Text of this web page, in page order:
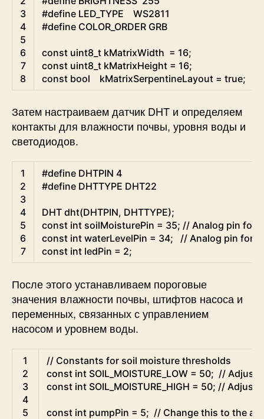
3
4
5
6
7
8
#define LED_TYPE    WS2811
#define COLOR_ORDER GRB
const uint8 t kMatrixWidth = 16;
const uint8 t kMatrixHeight = 16;
const bool kMatrixSerpentineLayout = true;
Затем настраиваем датчик DHT и определяем
контакты для влажности почвы, уровня воды и
светодиодов.
1
2
3
4
5
6
7
#define DHTPIN 4
#define DHTTYPE DHT22
DHT dht(DHTPIN, DHTTYPE);
const int soilMoisturePin = 35; // Analog pin for
const int waterLevelPin = 34;
// Analog pin for
const int ledPin = 2;
После этого устанавливаем пороговые
значения влажности почвы, штифтов насоса и
переменных, связанных с управлением
насосом и уровнем воды.
Arduino
1
2
3
4
5
// Constants for soil moisture thresholds
const int SOIL_MOISTURE_LOW = 50; //
const int SOIL_MOISTURE_HIGH = 50; //
const int pumpPin = 5; // Change this to the